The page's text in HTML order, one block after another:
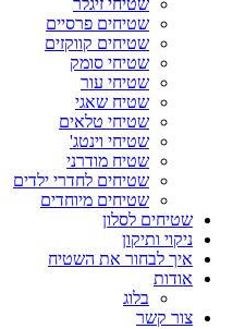
שטיחי זיגלר
שטיחים פרסיים
שטיחים קווקזים
שטיחי סומק
שטיחי עור
שטיח שאגי
שטיחי טלאים
שטיחי וינטג'
שטיח מודרני
שטיחים לחדרי ילדים
שטיחים מיוחדים
שטיחים לסלון
ניקוי ותיקון
איך לבחור את השטיח
אודות
בלוג
צור קשר